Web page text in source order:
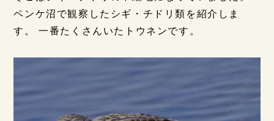
ペンケ沼で観察したシギ・チドリ類を紹介しま
す。 一番たくさんいたトウネンです。